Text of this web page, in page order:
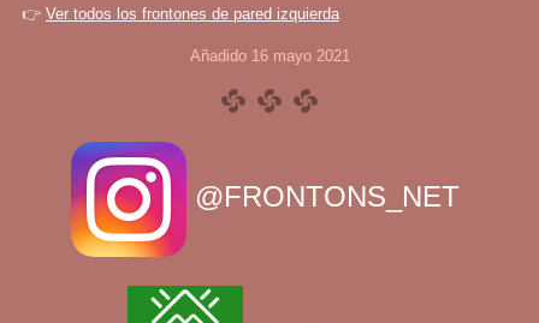
👉 Ver todos los frontones de pared izquierda
Añadido 16 mayo 2021
@FRONTONS_NET